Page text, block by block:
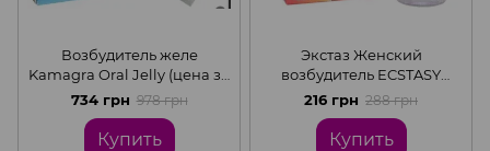
Возбудитель желе
Kamagra Oral Jelly (цена за
7 пакетиков в упаковке)
734 грн 978 грн
Купить
Экстаз Женский
возбудитель ECSTASY
(флакон с каплями 10 мл)
216 грн 288 грн
Купить